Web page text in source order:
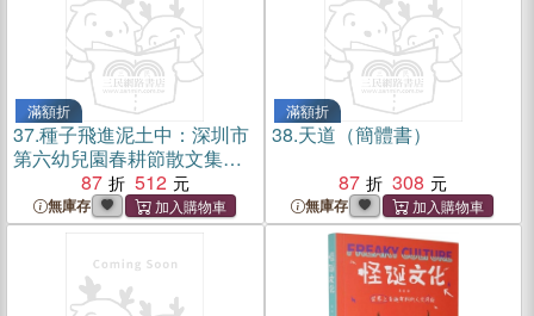
滿額折
37.種子飛進泥土中：深圳市
第六幼兒園春耕節散文集
（簡體書）
87 512
無庫存
滿額折
38.天道（簡體書）
87
308
無庫存